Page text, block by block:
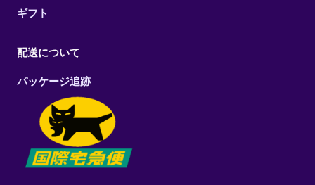
ギフト
配送について
パッケージ追跡